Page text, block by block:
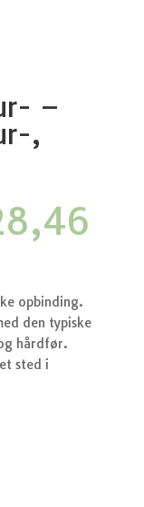
–
,
opbinding.
den typiske
hårdfør.
sted i